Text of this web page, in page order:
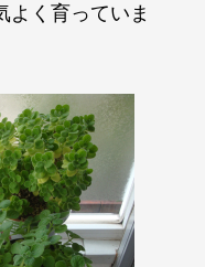
よく育っていま